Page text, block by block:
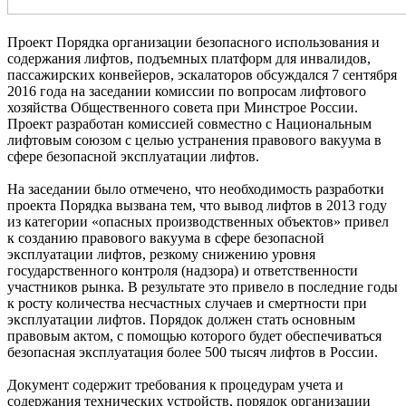
Проект Порядка организации безопасного использования и
содержания лифтов, подъемных платформ для инвалидов,
пассажирских конвейеров, эскалаторов обсуждался 7 сентября
2016 года на заседании комиссии по вопросам лифтового
хозяйства Общественного совета при Минстрое России.
Проект разработан комиссией совместно с Национальным
лифтовым союзом с целью устранения правового вакуума в
сфере безопасной эксплуатации лифтов.
На заседании было отмечено, что необходимость разработки
проекта Порядка вызвана тем, что вывод лифтов в 2013 году
из категории «опасных производственных объектов» привел
к созданию правового вакуума в сфере безопасной
эксплуатации лифтов, резкому снижению уровня
государственного контроля (надзора) и ответственности
участников рынка. В результате это привело в последние годы
к росту количества несчастных случаев и смертности при
эксплуатации лифтов. Порядок должен стать основным
правовым актом, с помощью которого будет обеспечиваться
безопасная эксплуатация более 500 тысяч лифтов в России.
Документ содержит требования к процедурам учета и
содержания технических устройств, порядок организации